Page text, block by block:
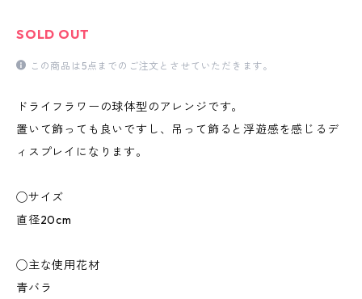
SOLD OUT
この商品は5点までのご注文とさせていただきます。
ドライフラワーの球体型のアレンジです。
置いて飾っても良いですし、吊って飾ると浮遊感を感じるデ
ィスプレイになります。
◯サイズ
直径20cm
◯主な使用花材
青バラ